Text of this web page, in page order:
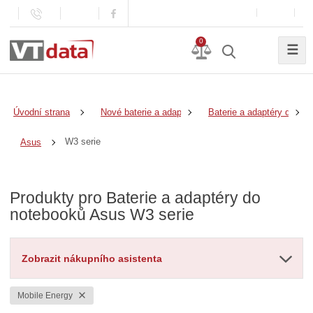
0
☰
Úvodní strana Nové baterie a adaptéry Baterie a adaptéry do
Asus W3 serie
Produkty pro Baterie a adaptéry do
notebooků Asus W3 serie
Zobrazit nákupního asistenta
Mobile Energy